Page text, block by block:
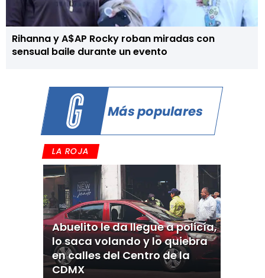
Rihanna y A$AP Rocky roban miradas con
sensual baile durante un evento
Más populares
LA ROJA
Abuelito le da llegue a policía,
lo saca volando y lo quiebra
en calles del Centro de la
CDMX